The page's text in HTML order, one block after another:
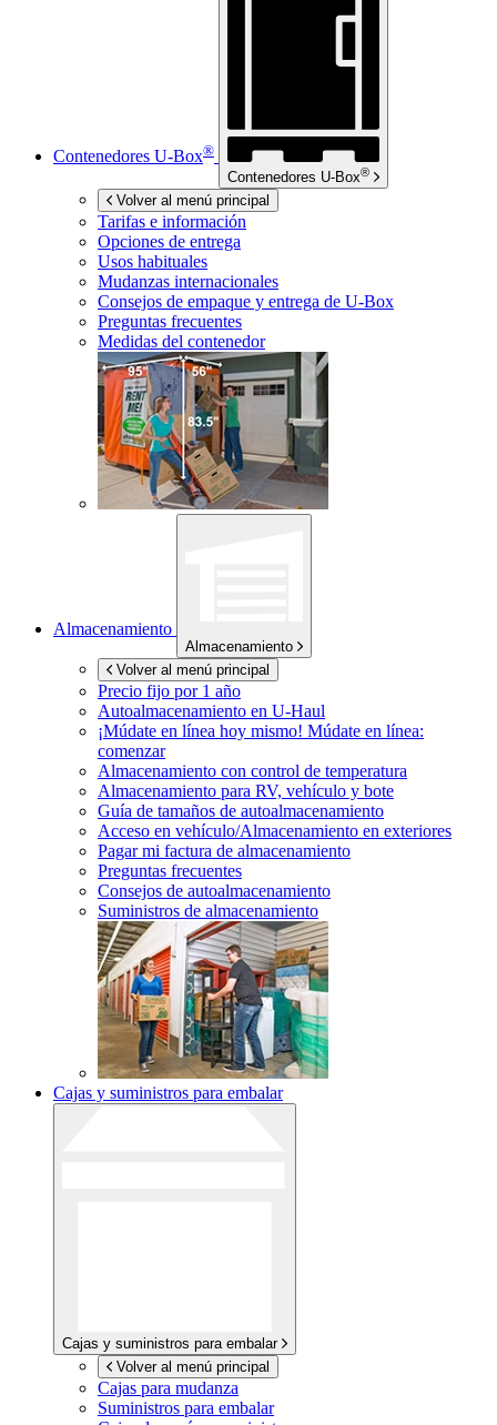
Contenedores U-Box®
Contenedores U-Box®
Volver al menú principal
Tarifas e información
Opciones de entrega
Usos habituales
Mudanzas internacionales
Consejos de empaque y entrega de U-Box
Preguntas frecuentes
Medidas del contenedor
Almacenamiento
Almacenamiento
Volver al menú principal
Precio fijo por 1 año
Autoalmacenamiento en U-Haul
¡Múdate en línea hoy mismo! Múdate en línea:
comenzar
Almacenamiento con control de temperatura
Almacenamiento para RV, vehículo y bote
Guía de tamaños de autoalmacenamiento
Acceso en vehículo/Almacenamiento en exteriores
Pagar mi factura de almacenamiento
Preguntas frecuentes
Consejos de autoalmacenamiento
Suministros de almacenamiento
Cajas y suministros para embalar
Cajas y suministros para embalar
Volver al menú principal
Cajas para mudanza
Suministros para embalar